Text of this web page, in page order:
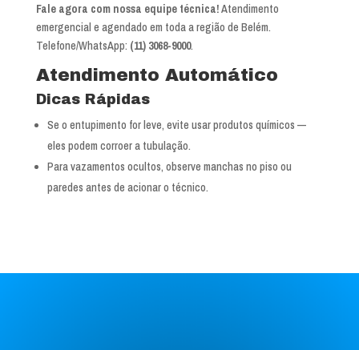
Fale agora com nossa equipe técnica!Atendimento
emergencial e agendado em toda a região de Belém.
Telefone/WhatsApp: (11) 3068-9000.
Atendimento Automático
Dicas Rápidas
Se o entupimento for leve, evite usar produtos químicos —
eles podem corroer a tubulação.
Para vazamentos ocultos, observe manchas no piso ou
paredes antes de acionar o técnico.